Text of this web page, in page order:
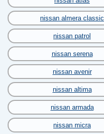
nissan almera classic
nissan patrol
nissan serena
nissan avenir
nissan altima
nissan armada
nissan micra